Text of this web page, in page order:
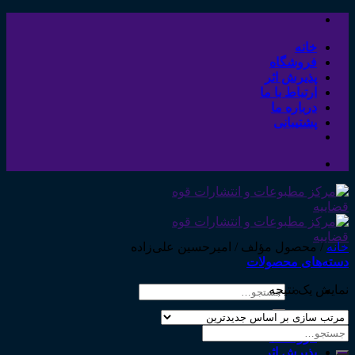
Skip
contentخانه
فروشگاه
پذیرش اثر
ارتباط با ما
درباره ما
پشتیبانی
جستجو
خانه
فروشگاه
پذیرش اثر
خانه /محصول مؤلف / امیرحسین علی‌زاده
دسته‌های محصولات
نمایش یک نتیجه
جستجو